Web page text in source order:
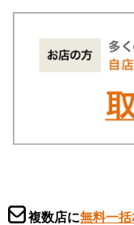
複数店に無料一